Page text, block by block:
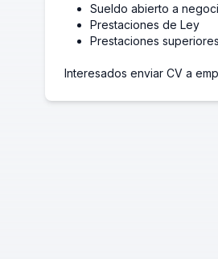
Sueldo abierto a
Prestaciones de Ley
Prestaciones
Interesados enviar CV a